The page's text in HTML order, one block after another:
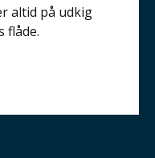
altid på udkig
flåde.